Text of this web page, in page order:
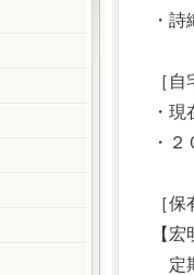
・
［自
・
・
［
【宏
定